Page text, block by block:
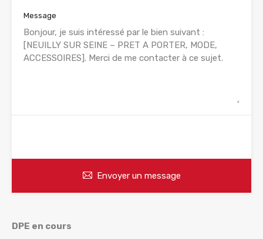
Message
Envoyer un message
DPE en cours